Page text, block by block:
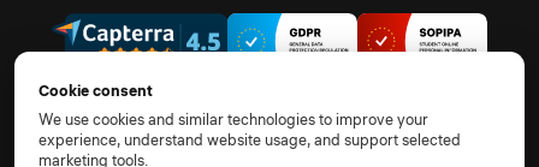
© 2026 Alle Rechte vorbehalten.
Cookie consent
We use cookies and similar technologies to improve your
experience, understand website usage, and support selected
marketing tools.